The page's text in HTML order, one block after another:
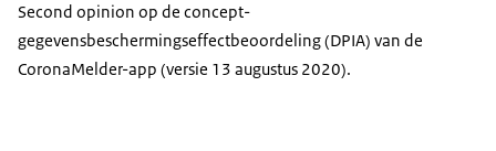
Second opinion op de concept-
gegevensbeschermingseffectbeoordeling (DPIA) van de
CoronaMelder-app (versie 13 augustus 2020).